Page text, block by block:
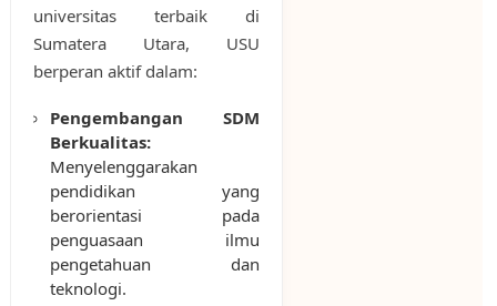
universitas terbaik di
Sumatera Utara, USU
berperan aktif dalam:
Pengembangan SDM
Berkualitas:
Menyelenggarakan
pendidikan yang
berorientasi pada
penguasaan ilmu
pengetahuan dan
teknologi.